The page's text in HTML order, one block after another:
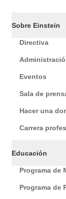
Sobre Einstein
Directiva
Eventos
Sala de
Hacer una
Carrera
Educación
Programa de
Programa de